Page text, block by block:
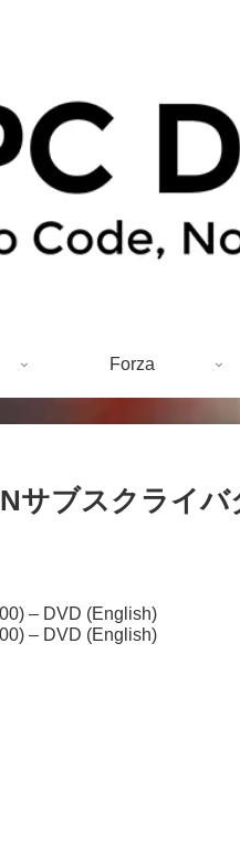
Forza
サブスクライバ
– DVD (English)
– DVD (English)